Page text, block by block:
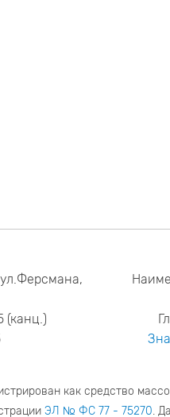
(канц.)
как средство
ЭЛ № ФС 77 - 75270.